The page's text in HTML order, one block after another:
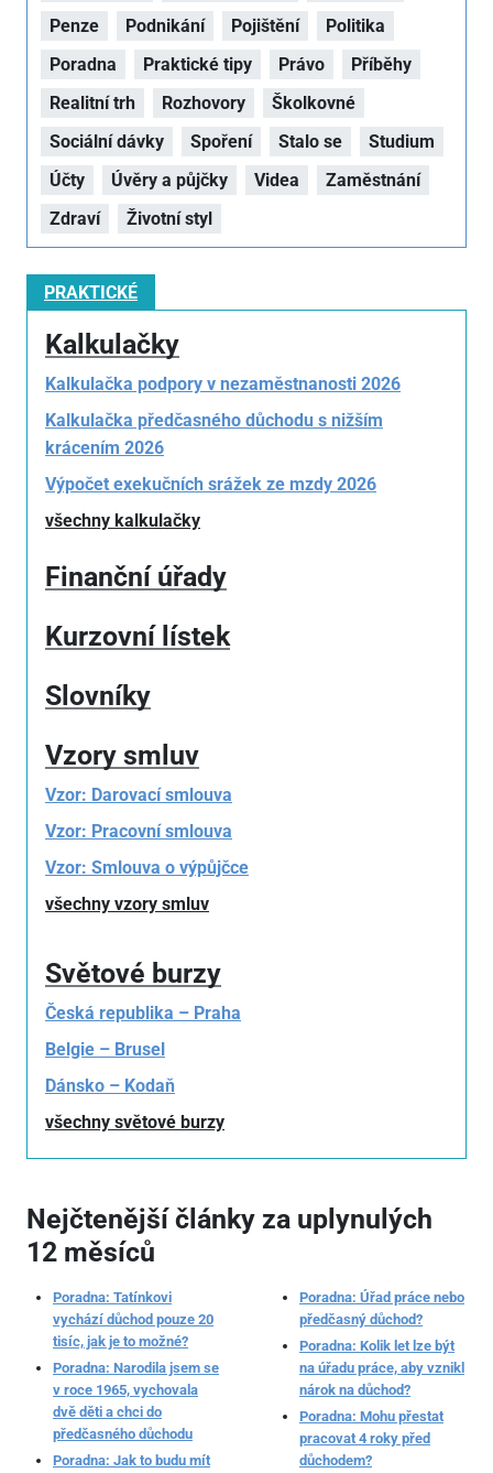
Penze
Podnikání Pojištění
Politika
Poradna
Praktické tipy Právo
Příběhy
Realitní trh
Rozhovory
Školkovné
Sociální dávky
Spoření Stalo se
Studium
Účty
Úvěry a půjčky Videa
Zaměstnání
Zdraví
Životní styl
PRAKTICKÉ
Kalkulačky
Kalkulačka podpory v nezaměstnanosti 2026
Kalkulačka předčasného důchodu s nižším
krácením 2026
Výpočet exekučních srážek ze mzdy 2026
všechny kalkulačky
Finanční úřady
Kurzovní lístek
Slovníky
Vzory smluv
Vzor: Darovací smlouva
Vzor: Pracovní smlouva
Vzor: Smlouva o výpůjčce
všechny vzory smluv
Světové burzy
Česká republika – Praha
Belgie – Brusel
Dánsko – Kodaň
všechny světové burzy
Nejčtenější články za uplynulých
12 měsíců
Poradna: Tatínkovi
vychází důchod pouze 20
tisíc, jak je to možné?
Poradna: Narodila jsem se
v roce 1965, vychovala
dvě děti a chci do
předčasného důchodu
Poradna: Jak to budu mít
Poradna: Úřad práce nebo
předčasný důchod?
Poradna: Kolik let lze být
na úřadu práce, aby vznikl
nárok na důchod?
Poradna: Mohu přestat
pracovat 4 roky před
důchodem?